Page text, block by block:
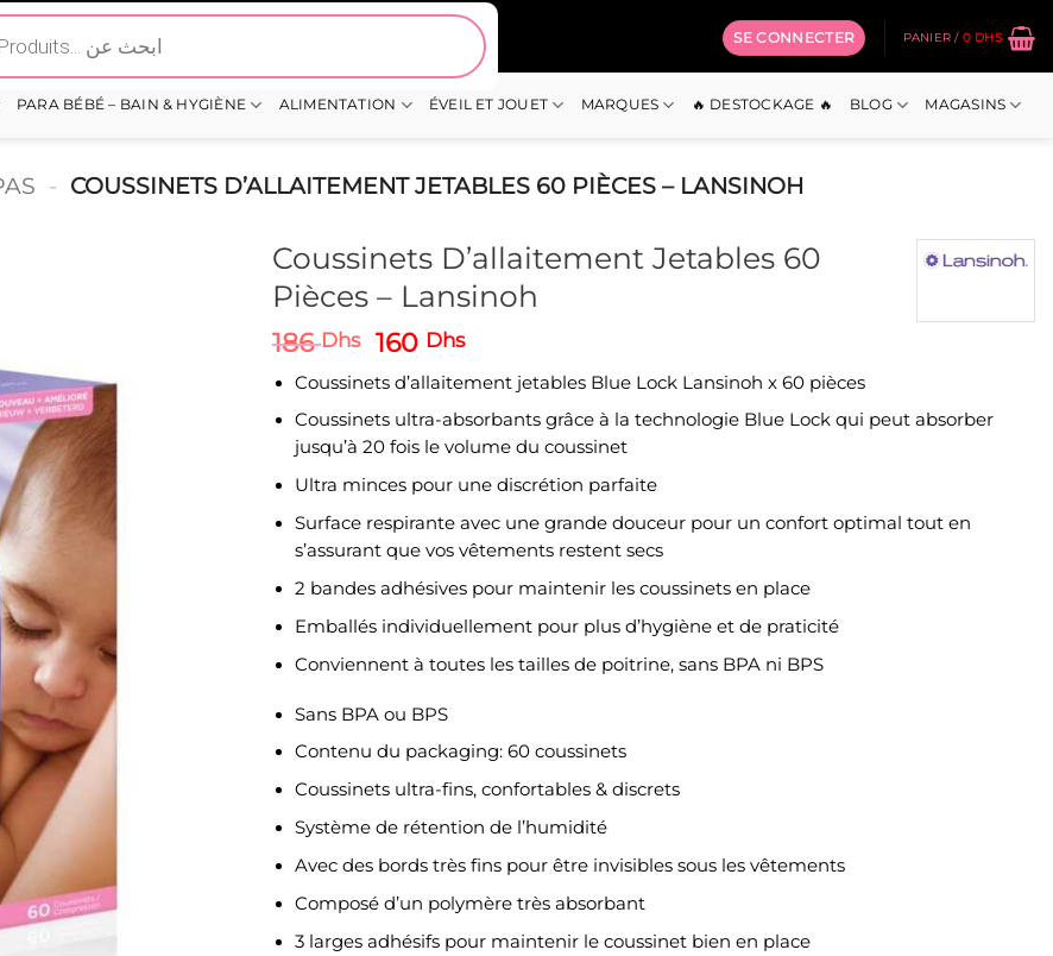
SE CONNECTER PANIER / 0 DHS
PARA BÉBÉ – BAIN & HYGIÈNE ALIMENTATION ÉVEIL ET JOUET MARQUES 🔥 DESTOCKAGE 🔥 BLOG MAGASINS
- COUSSINETS D’ALLAITEMENT JETABLES 60 PIÈCES – LANSINOH
Coussinets D’allaitement Jetables 60
Pièces – Lansinoh
186Dhs
Le
prix
initial
était :
186 Dhs.
160 DhsLe
actuel
est :
160 Dhs.
Coussinets d’allaitement jetables Blue Lock Lansinoh x 60 pièces
Coussinets ultra-absorbants grâce à la technologie Blue Lock qui peut absorber
jusqu’à 20 fois le volume du coussinet
Ultra minces pour une discrétion parfaite
Surface respirante avec une grande douceur pour un confort optimal tout en
s’assurant que vos vêtements restent secs
2 bandes adhésives pour maintenir les coussinets en place
Emballés individuellement pour plus d’hygiène et de praticité
Conviennent à toutes les tailles de poitrine, sans BPA ni BPS
Sans BPA ou BPS
Contenu du packaging: 60 coussinets
Coussinets ultra-fins, confortables & discrets
Système de rétention de l’humidité
Avec des bords très fins pour être invisibles sous les vêtements
Composé d’un polymère très absorbant
3 larges adhésifs pour maintenir le coussinet bien en place